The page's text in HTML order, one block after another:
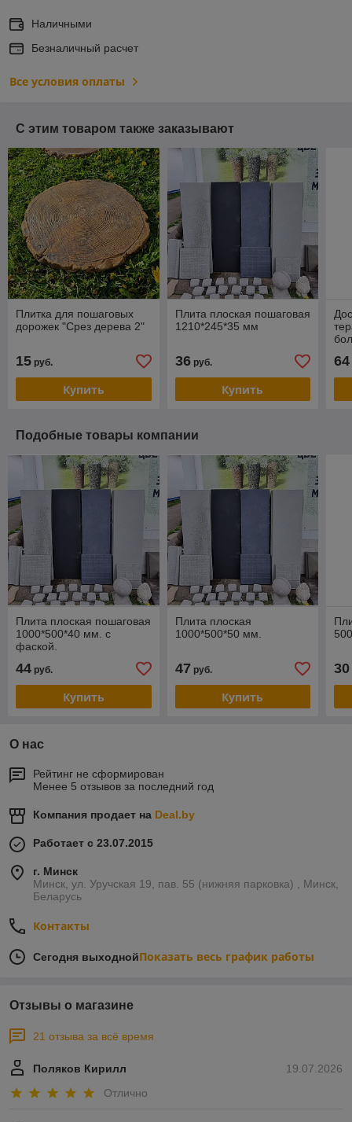
Наличными
Безналичный расчет
Все условия оплаты
С этим товаром также заказывают
Плитка для пошаговых
дорожек "Срез дерева 2"
15 руб.
Купить
Плита плоская пошаговая
1210*245*35 мм
36руб.
Купить
64
Подобные товары компании
Плита плоская пошаговая
1000*500*40 мм. с
фаской.
44 руб.
Купить
Плита плоская
1000*500*50 мм.
47 руб.
Купить
30
О нас
Рейтинг не сформирован
Менее 5 отзывов за последний год
Компания продает на Deal.by
Работает с 23.07.2015
г. Минск
Минск, ул. Уручская 19, пав. 55 (нижняя парковка) , Минск,
Беларусь
Контакты
Сегодня выходнойПоказать весь график работы
Отзывы о магазине
21 отзыва за всё время
19.07.2026
Поляков Кирилл
Отлично